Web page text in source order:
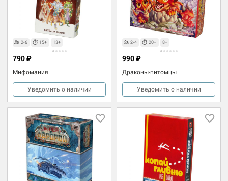
2-6 15+ 13+
Мифомания
790 ₽
Уведомить о наличии
2-4 20+ 8+
Драконы-питомцы
990 ₽
Уведомить о наличии